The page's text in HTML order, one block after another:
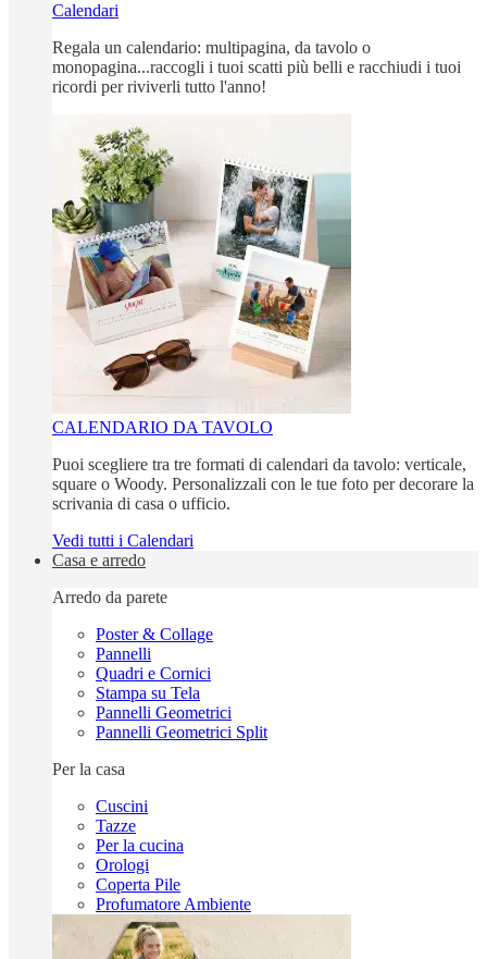
Calendari
Regala un calendario: multipagina, da tavolo o
monopagina...raccogli i tuoi scatti più belli e racchiudi i tuoi
ricordi per riviverli tutto l'anno!
CALENDARIO DA TAVOLO
Puoi scegliere tra tre formati di calendari da tavolo: verticale,
square o Woody. Personalizzali con le tue foto per decorare la
scrivania di casa o ufficio.
Vedi tutti i Calendari
Casa e arredo
Arredo da parete
Poster & Collage
Pannelli
Quadri e Cornici
Stampa su Tela
Pannelli Geometrici
Pannelli Geometrici Split
Per la casa
Cuscini
Tazze
Per la cucina
Orologi
Coperta Pile
Profumatore Ambiente